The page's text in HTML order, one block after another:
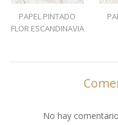
PAPEL PINTADO
FLOR ESCANDINAVIA
No hay